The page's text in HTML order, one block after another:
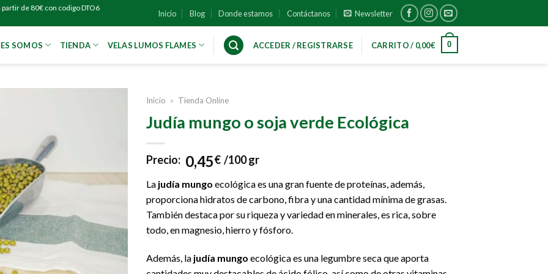
partir de 80€ con codigo DTO6
Inicio Blog Donde estamos Contáctanos Newsletter
SOMOS TIENDA VELAS LUMOS FLAMES ACCEDER / REGISTRARSE CARRITO / 0,00€ 0
Inicio » Tienda Online
Judía mungo o soja verde Ecológica
Precio: 0,45€ /100 gr
La judía mungo ecológica es una gran fuente de proteínas, además,
proporciona hidratos de carbono, fibra y una cantidad mínima de grasas.
También destaca por su riqueza y variedad en minerales, es rica, sobre
todo, en magnesio, hierro y fósforo.
Además, la judía mungo ecológica es una legumbre seca que aporta